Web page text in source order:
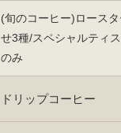
(旬のコーヒー)ロース
せ3種/スペシャルティ
のみ
ドリップコーヒー